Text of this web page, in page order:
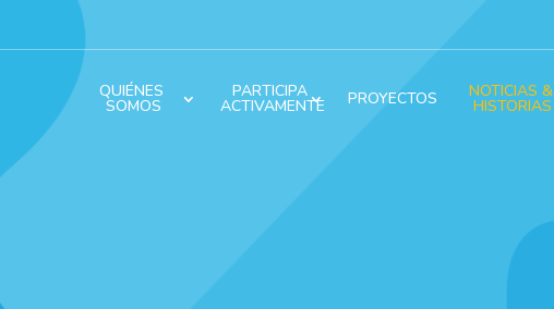
QUIÉNES
SOMOS
PARTICIPA
ACTIVAMENTE PROYECTOS NOTICIAS &
HISTORIAS